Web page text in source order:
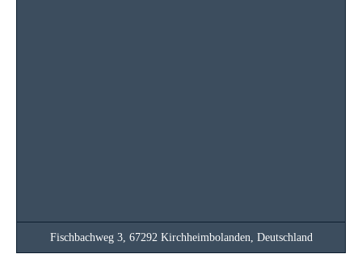
Fischbachweg 3, 67292 Kirchheimbolanden, Deutschland